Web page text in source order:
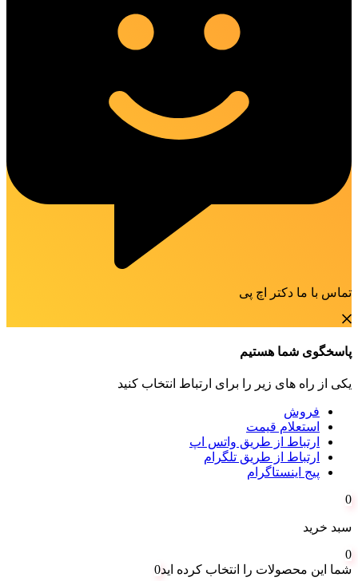
تماس با ما دکتر اچ پی
پاسخگوی شما هستیم
یکی از راه های زیر را برای ارتباط انتخاب کنید
فروش
استعلام قیمت
ارتباط از طریق واتس اپ
ارتباط از طریق تلگرام
پیج اینستاگرام
0
سبد خرید
0
شما این محصولات را انتخاب کرده اید0